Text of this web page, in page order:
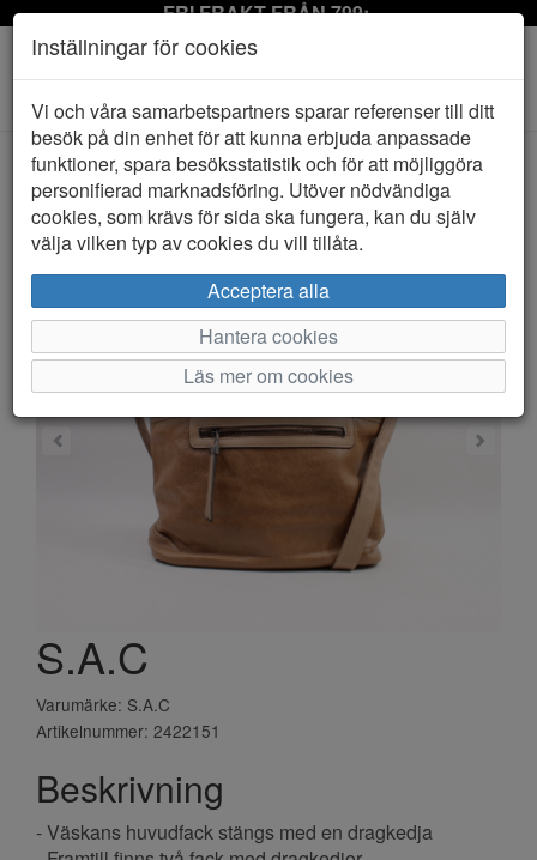
FRI FRAKT FRÅN 799:-
Toggle
navigation
HEM S.A.C
S.A.C
Varumärke: S.A.C
Artikelnummer: 2422151
Beskrivning
- Väskans huvudfack stängs med en dragkedja
Inställningar för cookies
Vi och våra samarbetspartners sparar referenser till ditt
besök på din enhet för att kunna erbjuda anpassade
funktioner, spara besöksstatistik och för att möjliggöra
personifierad marknadsföring. Utöver nödvändiga
cookies, som krävs för sida ska fungera, kan du själv
välja vilken typ av cookies du vill tillåta.
Acceptera alla
Hantera cookies
Läs mer om cookies